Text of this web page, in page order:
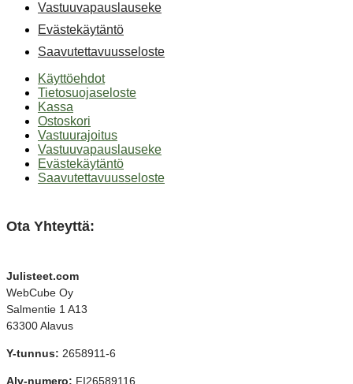
Vastuuvapauslauseke
Evästekäytäntö
Saavutettavuusseloste
Käyttöehdot
Tietosuojaseloste
Kassa
Ostoskori
Vastuurajoitus
Vastuuvapauslauseke
Evästekäytäntö
Saavutettavuusseloste
Ota Yhteyttä:
Julisteet.com
WebCube Oy
Salmentie 1 A13
63300 Alavus
Y-tunnus: 2658911-6
Alv-numero: FI26589116